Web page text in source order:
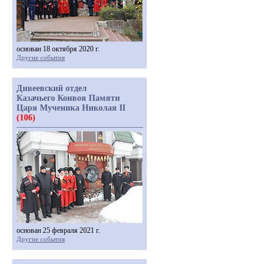
основан 18 октября 2020 г.
Другие события
Дивеевский отдел
Казачьего Конвоя Памяти
Царя Мученика Николая II
(106)
основан 25 февраля 2021 г.
Другие события